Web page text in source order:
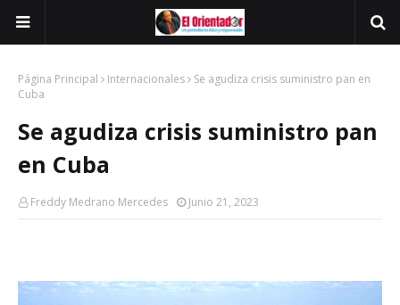
Página Principal Internacionales
Se agudiza crisis suministro pan en
Cuba
Se agudiza crisis suministro pan
en Cuba
Freddy Medrano Mercedes Junio 21, 2023